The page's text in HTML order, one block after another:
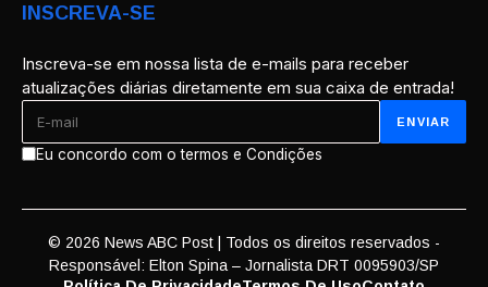
INSCREVA-SE
Inscreva-se em nossa lista de e-mails para receber
atualizações diárias diretamente em sua caixa de entrada!
Eu concordo com o termos e Condições
© 2026 News ABC Post | Todos os direitos reservados -
Responsável: Elton Spina – Jornalista DRT 0095903/SP